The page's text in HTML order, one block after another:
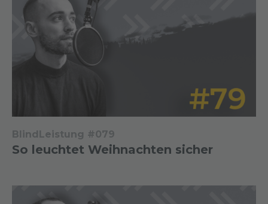
BlindLeistung #079
So leuchtet Weihnachten sicher